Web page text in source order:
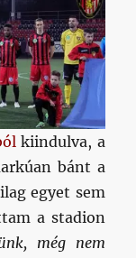
kiindulva, a
bánt a
egyet sem
a stadion
még nem